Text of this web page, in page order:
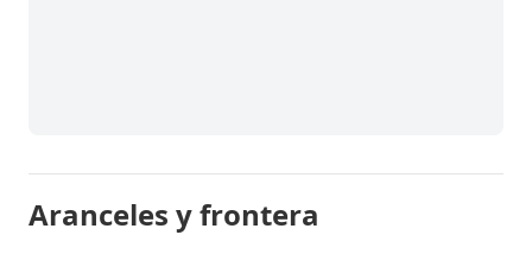
Aranceles y frontera